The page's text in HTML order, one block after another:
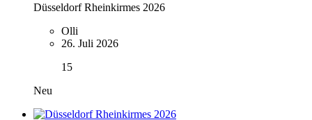
Düsseldorf Rheinkirmes 2026
Olli
26. Juli 2026
15
Neu